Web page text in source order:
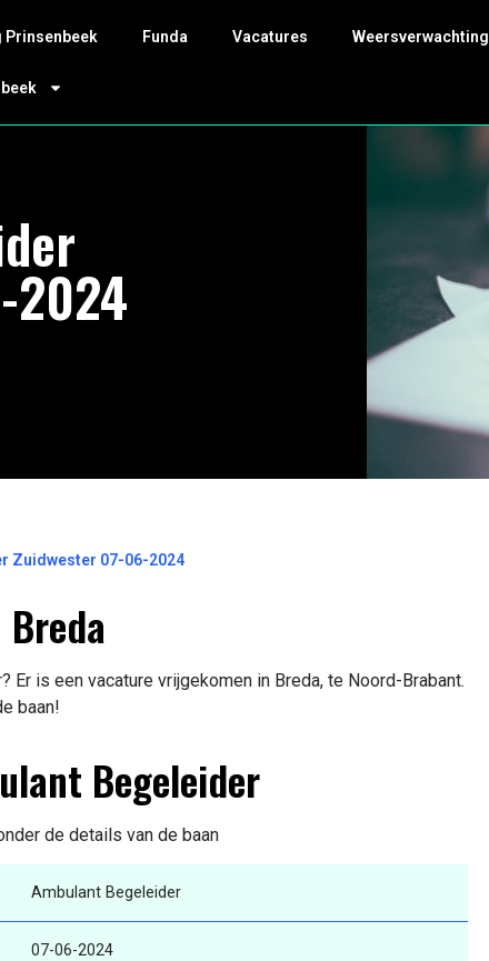
Prinsenbeek Funda Vacatures Weersverwachting
2024
Zuidwester 07-06-2024
Er is een vacature vrijgekomen in Breda, te Noord-Brabant.
baan!
Begeleider
de details van de baan
Ambulant Begeleider
07-06-2024